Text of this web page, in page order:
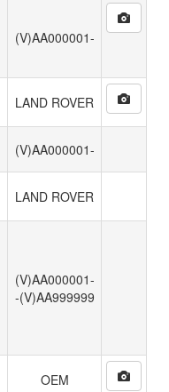
(V)AA000001-
LAND ROVER
(V)AA000001-
LAND ROVER
(V)AA000001-
-(V)AA999999
OEM